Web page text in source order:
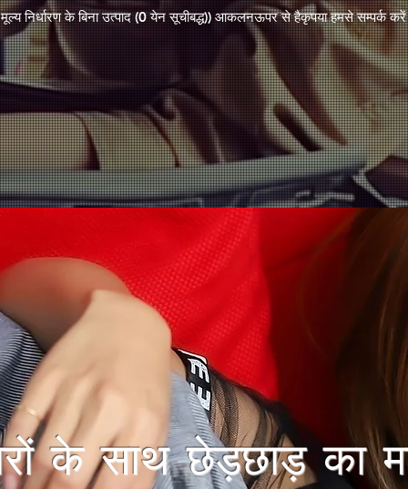
निर्धारण के बिना उत्पाद (0 येन सूचीबद्ध)) आकलनऊपर से हैकृपया हमसे सम्पर्क
के साथ छेड़छाड़ का